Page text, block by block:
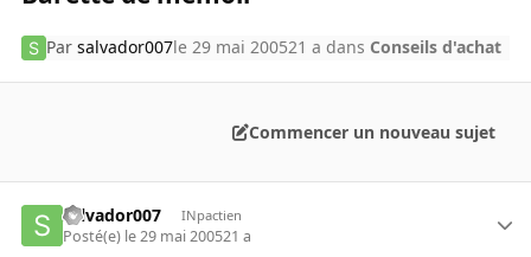
Parsalvador007le 29 mai 200521 a dans Conseils d'achat
Commencer un nouveau sujet
salvador007 INpactien
Posté(e) le 29 mai 200521 a